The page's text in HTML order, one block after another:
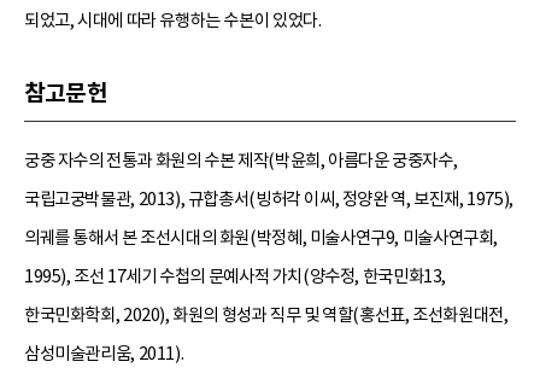
되었고, 시대에 따라 유행하는 수본이 있었다.
참고문헌
궁중 자수의 전통과 화원의 수본 제작(박윤희, 아름다운 궁중자수,
국립고궁박물관, 2013), 규합총서(빙허각 이씨, 정양완 역, 보진재, 1975),
의궤를 통해서 본 조선시대의 화원(박정혜, 미술사연구9, 미술사연구회,
1995), 조선 17세기 수첩의 문예사적 가치(양수정, 한국민화13,
한국민화학회, 2020), 화원의 형성과 직무 및 역할(홍선표, 조선화원대전,
삼성미술관리움, 2011).